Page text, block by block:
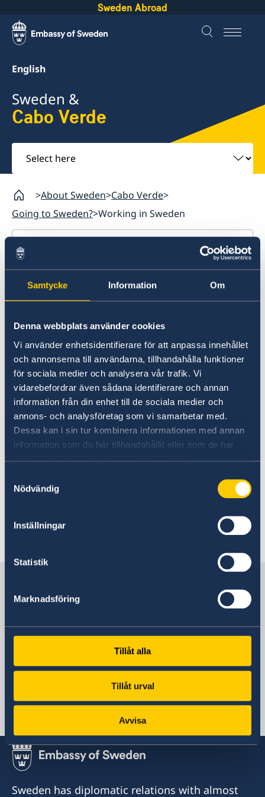
Samtycke Information Om
Denna webbplats använder cookies
Vi använder enhetsidentifierare för att anpassa innehållet
och annonserna till användarna, tillhandahålla funktioner
för sociala medier och analysera vår trafik. Vi
vidarebefordrar även sådana identifierare och annan
information från din enhet till de sociala medier och
annons- och analysföretag som vi samarbetar med.
Dessa kan i sin tur kombinera informationen med annan
information som du har tillhandahållit eller som de har
samlat in när du har använt deras tjänster.
Nödvändig
Inställningar
Statistik
Marknadsföring
Tillåt alla
Tillåt urval
Avvisa
Sweden Abroad
English
Sweden &
Cabo Verde
Select
here
About Sweden Cabo Verde
Going to Sweden? Working in Sweden
Cabo Verde
Going to Sweden?
Visiting Sweden
Moving to someone in Sweden
Studying in Sweden
Working in Sweden
Please contact the Embassy for information on
any local conditions. A link to the Embassy is
found at the bottom of the page.
Basic information about: Working in
Sweden
conditions also apply – for more information,
select a country from the 'Select Country Here'
The Embassy
Portugal, Lissabon
Swedish Consulate
Sweden has diplomatic relations with almost